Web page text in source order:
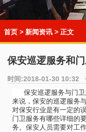
首页>新闻资讯> 正文
保安巡逻服务和
时间:2018-01-30 10:32
保安巡逻服务与门
来说，保安的巡逻服务
对保安行业是有一定的
门卫服务有哪些详细的
务。保安人员需要对工